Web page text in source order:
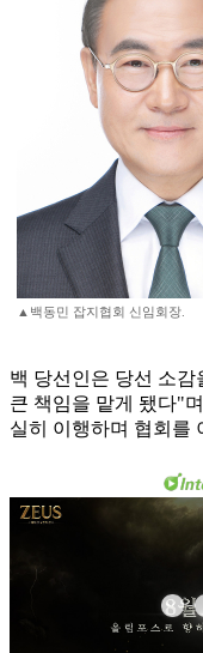
▲백동민 잡지협회 신임회장.
백 당선인은 당선 소감
큰 책임을 맡게 됐다"
실히 이행하며 협회를